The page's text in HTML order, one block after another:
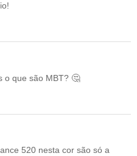
o que são MBT? 🤔
520 nesta cor são só a